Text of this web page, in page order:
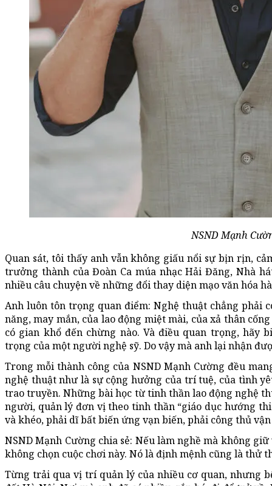
NSND Mạnh
Quan sát, tôi thấy anh vẫn không giấu nổi sự bịn rịn,
trưởng thành của Đoàn Ca múa nhạc Hải Đăng, Nhà
nhiều câu chuyện về những đổi thay diện mạo văn hóa
Anh luôn tôn trọng quan điểm: Nghệ thuật chẳng phải
năng, may mắn, của lao động miệt mài, của xả thân
có gian khổ đến chừng nào. Và điều quan trọng, hãy
trọng của một người nghệ sỹ. Do vậy mà anh lại nhận
Trong mỗi thành công của NSND Mạnh Cường đều
nghệ thuật như là sự cộng hưởng của trí tuệ, của tình
trao truyền. Những bài học từ tinh thần lao động nghệ
người, quản lý đơn vị theo tinh thần “giáo dục hướng
và khéo, phải dĩ bất biến ứng vạn biến, phải công thủ
NSND Mạnh Cường chia sẻ: Nếu làm nghề mà không
không chọn cuộc chơi này. Nó là định mệnh cũng là thử
Từng trải qua vị trí quản lý của nhiều cơ quan, nhưng